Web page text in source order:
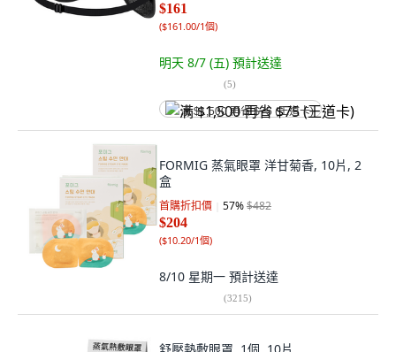
$161
($161.00/1個)
明天 8/7 (五) 預計送達
(5)
满 $1,500 再省 $75 (王道卡)
FORMIG 蒸氣眼罩 洋甘菊香, 10片, 2
盒
首購折扣價 57%$482
$204
($10.20/1個)
8/10 星期一 預計送達
(3215)